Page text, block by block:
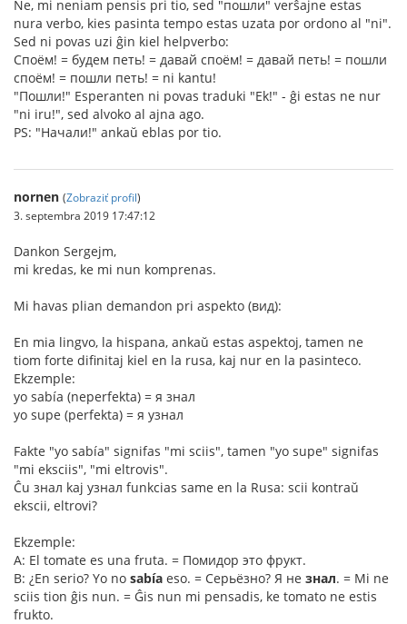
Ne, mi neniam pensis pri tio, sed "пошли" verŝajne estas
nura verbo, kies pasinta tempo estas uzata por ordono al "ni".
Sed ni povas uzi ĝin kiel helpverbo:
Споём! = будем петь! = давай споём! = давай петь! = пошли
споём! = пошли петь! = ni kantu!
"Пошли!" Esperanten ni povas traduki "Ek!" - ĝi estas ne nur
"ni iru!", sed alvoko al ajna ago.
PS: "Начали!" ankaŭ eblas por tio.
nornen (Zobraziť profil)
3. septembra 2019 17:47:12
Dankon Sergejm,
mi kredas, ke mi nun komprenas.
Mi havas plian demandon pri aspekto (вид):
En mia lingvo, la hispana, ankaŭ estas aspektoj, tamen ne
tiom forte difinitaj kiel en la rusa, kaj nur en la pasinteco.
Ekzemple:
yo sabía (neperfekta) = я знал
yo supe (perfekta) = я узнал
Fakte "yo sabía" signifas "mi sciis", tamen "yo supe" signifas
"mi eksciis", "mi eltrovis".
Ĉu знал kaj узнал funkcias same en la Rusa: scii kontraŭ
ekscii, eltrovi?
Ekzemple:
A: El tomate es una fruta. = Помидор это фрукт.
B: ¿En serio? Yo no sabía eso. = Серьёзно? Я не знал. = Mi ne
sciis tion ĝis nun. = Ĝis nun mi pensadis, ke tomato ne estis
frukto.